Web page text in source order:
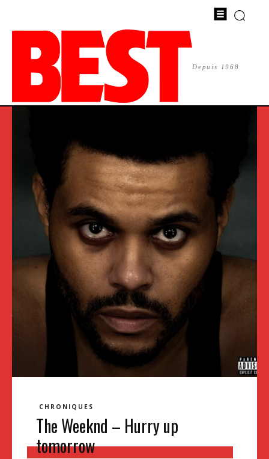
Depuis 1968
CHRONIQUES
The Weeknd – Hurry up
tomorrow